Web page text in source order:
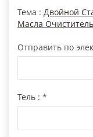
Тема : Двойной
Масла Очиститель
Отправить по
Тель : *